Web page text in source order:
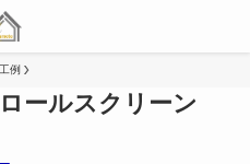
例
ールスクリーン